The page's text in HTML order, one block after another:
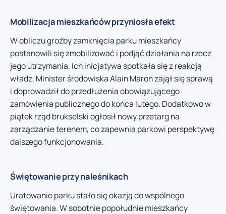
Mobilizacja mieszkańców przyniosła efekt
W obliczu groźby zamknięcia parku mieszkańcy
postanowili się zmobilizować i podjąć działania na rzecz
jego utrzymania. Ich inicjatywa spotkała się z reakcją
władz. Minister środowiska Alain Maron zajął się sprawą
i doprowadził do przedłużenia obowiązującego
zamówienia publicznego do końca lutego. Dodatkowo w
piątek rząd brukselski ogłosił nowy przetarg na
zarządzanie terenem, co zapewnia parkowi perspektywę
dalszego funkcjonowania.
Świętowanie przy naleśnikach
Uratowanie parku stało się okazją do wspólnego
świętowania. W sobotnie popołudnie mieszkańcy